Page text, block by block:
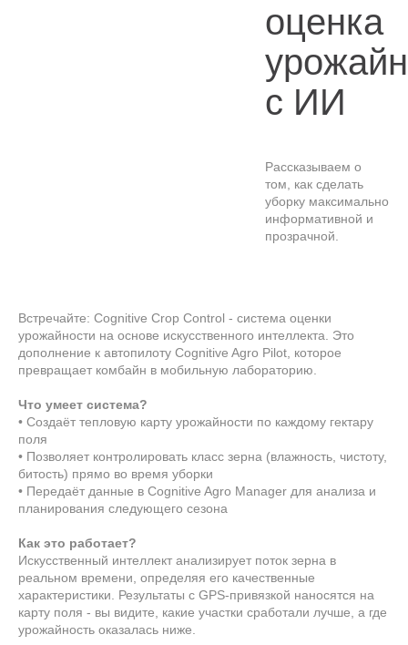
оценка
с ИИ
Рассказываем о
том, как сделать
уборку максимально
информативной и
прозрачной.
Встречайте: Cognitive Crop Control - система оценки
урожайности на основе искусственного интеллекта. Это
дополнение к автопилоту Cognitive Agro Pilot, которое
превращает комбайн в мобильную лабораторию.
Что умеет система?
• Создаёт тепловую карту урожайности по каждому гектару
поля
• Позволяет контролировать класс зерна (влажность, чистоту,
битость) прямо во время уборки
• Передаёт данные в Cognitive Agro Manager для анализа и
планирования следующего сезона
Как это работает?
Искусственный интеллект анализирует поток зерна в
реальном времени, определяя его качественные
характеристики. Результаты с GPS-привязкой наносятся на
карту поля - вы видите, какие участки сработали лучше, а где
урожайность оказалась ниже.